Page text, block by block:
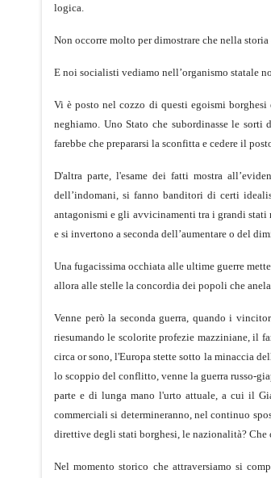
logica.
Non occorre molto per dimostrare che nella
E noi socialisti vediamo nell’organismo statale
Vi è posto nel cozzo di questi egoismi
neghiamo. Uno Stato che subordinasse le
farebbe che prepararsi la sconfitta e cedere il
D'altra parte, l'esame dei fatti mostra
dell’indomani, si fanno banditori di certi
antagonismi e gli avvicinamenti tra i grandi
e si invertono a seconda dell’aumentare o del
Una fugacissima occhiata alle ultime guerre
allora alle stelle la concordia dei popoli che
Venne però la seconda guerra, quando i
riesumando le scolorite profezie mazziniane, il
circa or sono, l'Europa stette sotto la minaccia
lo scoppio del conflitto, venne la guerra russo-
parte e di lunga mano l'urto attuale, a cui il
commerciali si determineranno, nel continuo
direttive degli stati borghesi, le nazionalità? Che
Nel momento storico che attraversiamo si